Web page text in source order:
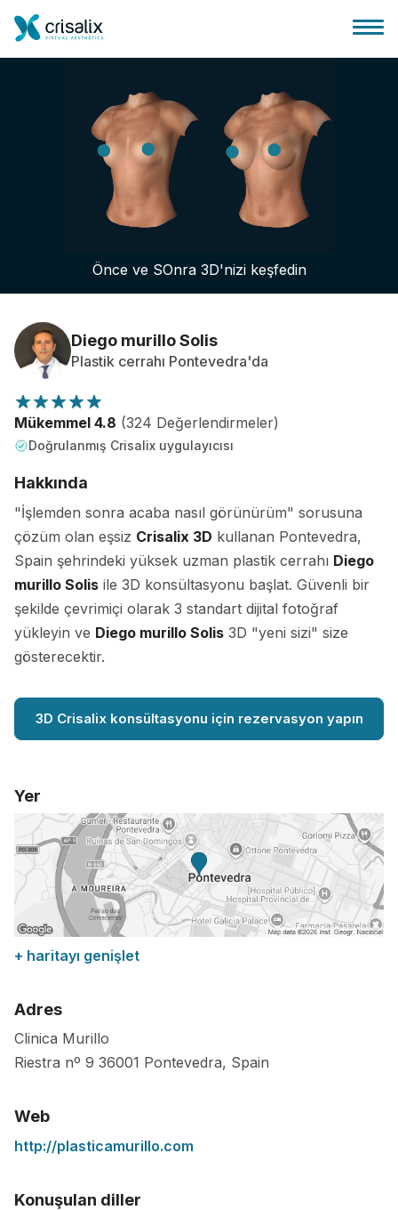
Cerrah ana sayfası
3D İş Platformu
Hasta incelemeleri
Önce ve SOnra 3D'nizi keşfedin
Diego murillo Solis
Plastik cerrahı Pontevedra'da
Mükemmel 4.8 (324 Değerlendirmeler)
Doğrulanmış Crisalix uygulayıcısı
Hakkında
"İşlemden sonra acaba nasıl görünürüm" sorusuna
çözüm olan eşsiz Crisalix 3D kullanan Pontevedra,
Spain şehrindeki yüksek uzman plastik cerrahı Diego
murillo Solis ile 3D konsültasyonu başlat. Güvenli bir
şekilde çevrimiçi olarak 3 standart dijital fotoğraf
yükleyin ve Diego murillo Solis 3D "yeni sizi" size
gösterecektir.
3D Crisalix konsültasyonu için rezervasyon yapın
Yer
+ haritayı genişlet
Adres
Clinica Murillo
Riestra nº 9 36001 Pontevedra, Spain
Web
http://plasticamurillo.com
Konuşulan diller